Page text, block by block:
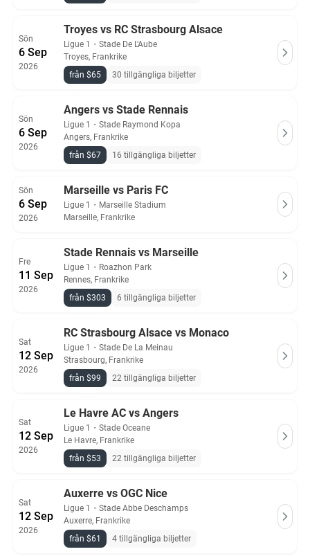
Sön
6 Sep
2026
Troyes vs RC Strasbourg Alsace
Ligue 1 ・ Stade De L'Aube
Troyes, Frankrike
från $65
30 tillgängliga biljetter
Sön
6 Sep
2026
Angers vs Stade Rennais
Ligue 1 ・ Stade Raymond Kopa
Angers, Frankrike
från $67
16 tillgängliga biljetter
Sön
6 Sep
2026
Marseille vs Paris FC
Ligue 1 ・ Marseille Stadium
Marseille, Frankrike
Fre
11 Sep
2026
Stade Rennais vs Marseille
Ligue 1 ・ Roazhon Park
Rennes, Frankrike
från $303
6 tillgängliga biljetter
Sat
12 Sep
2026
RC Strasbourg Alsace vs Monaco
Ligue 1 ・ Stade De La Meinau
Strasbourg, Frankrike
från $99
22 tillgängliga biljetter
Sat
12 Sep
2026
Le Havre AC vs Angers
Ligue 1 ・ Stade Oceane
Le Havre, Frankrike
från $53
22 tillgängliga biljetter
Sat
12 Sep
2026
Auxerre vs OGC Nice
Ligue 1 ・ Stade Abbe Deschamps
Auxerre, Frankrike
från $61
4 tillgängliga biljetter